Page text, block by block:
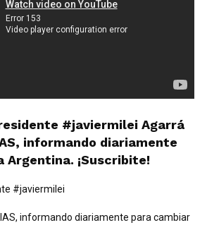
#javiermilei Agarrá
informando diariamente
Argentina. ¡Suscribite!
#javiermilei
informando diariamente para cambiar